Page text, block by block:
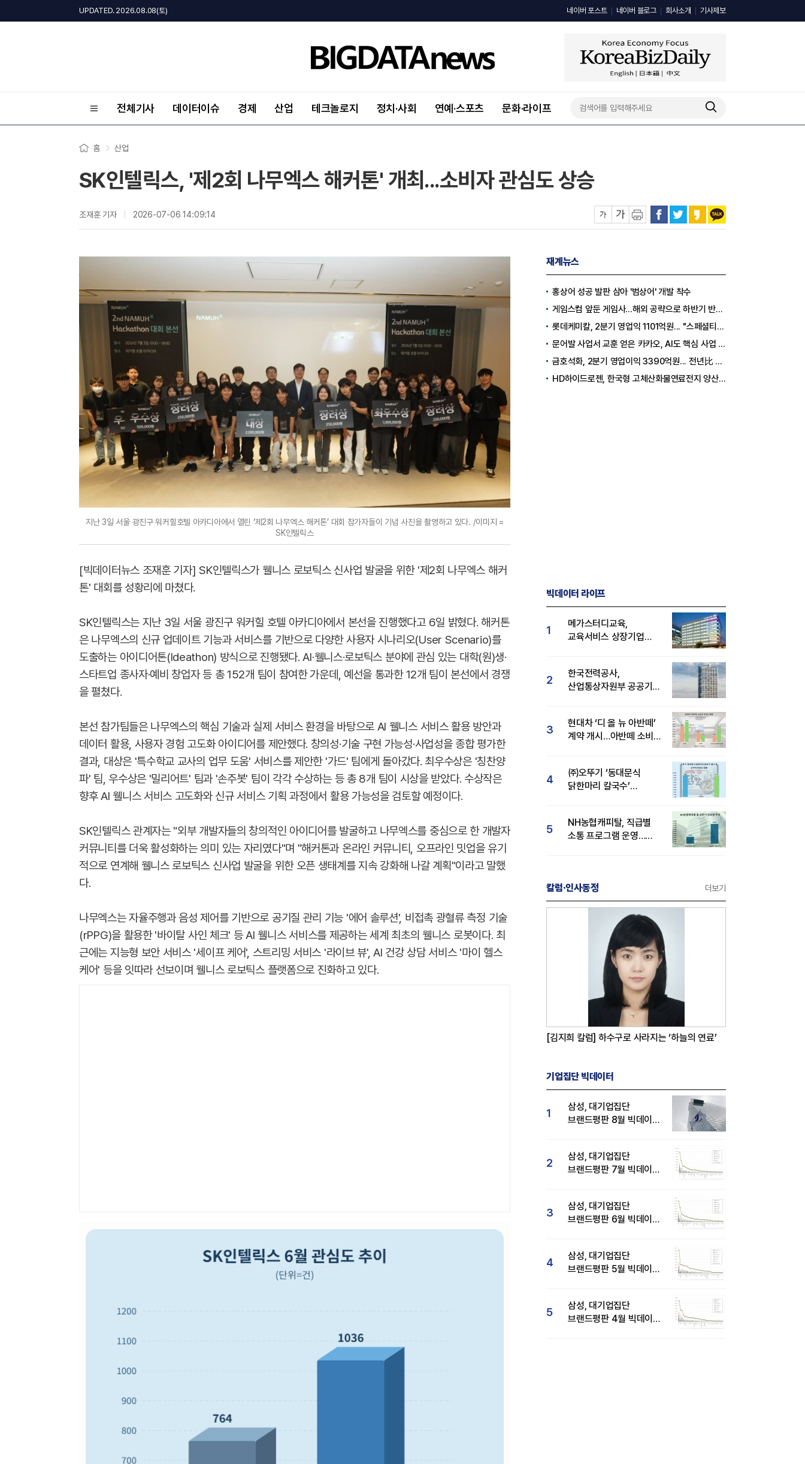
UPDATED. 2026.08.08(토) 네이버 포스트 네이버 블로그 회사소개 기사제보
전체기사 데이터이슈 경제 산업 테크놀로지 정치·사회 연예·스포츠 문화·라이프
홈 산업
SK인텔릭스, '제2회 나무엑스 해커톤' 개최...소비자 관심도 상승
조재훈 기자 2026-07-06 14:09:14
지난 3일 서울 광진구 워커힐호텔 아카디아에서 열린 ‘제2회 나무엑스 해커톤’ 대회 참가자들이 기념 사진을 촬영하고 있다. /이미지 =
SK인텔릭스
[빅데이터뉴스 조재훈 기자] SK인텔릭스가 웰니스 로보틱스 신사업 발굴을 위한 '제2회 나무엑스 해커
톤' 대회를 성황리에 마쳤다.
SK인텔릭스는 지난 3일 서울 광진구 워커힐 호텔 아카디아에서 본선을 진행했다고 6일 밝혔다. 해커톤
은 나무엑스의 신규 업데이트 기능과 서비스를 기반으로 다양한 사용자 시나리오(User Scenario)를
도출하는 아이디어톤(Ideathon) 방식으로 진행됐다. AI·웰니스·로보틱스 분야에 관심 있는 대학(원)생·
스타트업 종사자·예비 창업자 등 총 152개 팀이 참여한 가운데, 예선을 통과한 12개 팀이 본선에서 경쟁
을 펼쳤다.
본선 참가팀들은 나무엑스의 핵심 기술과 실제 서비스 환경을 바탕으로 AI 웰니스 서비스 활용 방안과
데이터 활용, 사용자 경험 고도화 아이디어를 제안했다. 창의성·기술 구현 가능성·사업성을 종합 평가한
결과, 대상은 '특수학교 교사의 업무 도움' 서비스를 제안한 '가드' 팀에게 돌아갔다. 최우수상은 '칭찬양
파' 팀, 우수상은 '밀리어트' 팀과 '손주봇' 팀이 각각 수상하는 등 총 8개 팀이 시상을 받았다. 수상작은
향후 AI 웰니스 서비스 고도화와 신규 서비스 기획 과정에서 활용 가능성을 검토할 예정이다.
SK인텔릭스 관계자는 "외부 개발자들의 창의적인 아이디어를 발굴하고 나무엑스를 중심으로 한 개발자
커뮤니티를 더욱 활성화하는 의미 있는 자리였다"며 "해커톤과 온라인 커뮤니티, 오프라인 밋업을 유기
적으로 연계해 웰니스 로보틱스 신사업 발굴을 위한 오픈 생태계를 지속 강화해 나갈 계획"이라고 말했
다.
나무엑스는 자율주행과 음성 제어를 기반으로 공기질 관리 기능 '에어 솔루션', 비접촉 광혈류 측정 기술
(rPPG)을 활용한 '바이탈 사인 체크' 등 AI 웰니스 서비스를 제공하는 세계 최초의 웰니스 로봇이다. 최
근에는 지능형 보안 서비스 '세이프 케어', 스트리밍 서비스 '라이브 뷰', AI 건강 상담 서비스 '마이 헬스
케어' 등을 잇따라 선보이며 웰니스 로보틱스 플랫폼으로 진화하고 있다.
재계뉴스
홍상어 성공 발판 삼아 '범상어' 개발 착수
게임스컴 앞둔 게임사…해외 공략으로 하반기 반등 꾀한다
롯데케미칼, 2분기 영업익 1101억원... "스페셜티 전환 가속"
문어발 사업서 교훈 얻은 카카오, AI도 핵심 사업 '선택과 집중'
금호석화, 2분기 영업이익 3390억원... 전년比 419% 급증
HD하이드로젠, 한국형 고체산화물연료전지 양산체계 구축
빅데이터 라이프
1
메가스터디교육,
교육서비스 상장기업
2
한국전력공사,
산업통상자원부 공공기관
3
현대차 ‘디 올 뉴 아반떼’
계약 개시…아반떼 소비자
4
㈜오뚜기 ‘동대문식
닭한마리 칼국수’
5
NH농협캐피탈, 직급별
소통 프로그램 운영…
칼럼·인사동정 더보기
[김지희 칼럼] 하수구로 사라지는 ‘하늘의 연료’
기업집단 빅데이터
1
삼성, 대기업집단
브랜드평판 8월 빅데이터
2
삼성, 대기업집단
브랜드평판 7월 빅데이터
3
삼성, 대기업집단
브랜드평판 6월 빅데이터
4
삼성, 대기업집단
브랜드평판 5월 빅데이터
5
삼성, 대기업집단
브랜드평판 4월 빅데이터